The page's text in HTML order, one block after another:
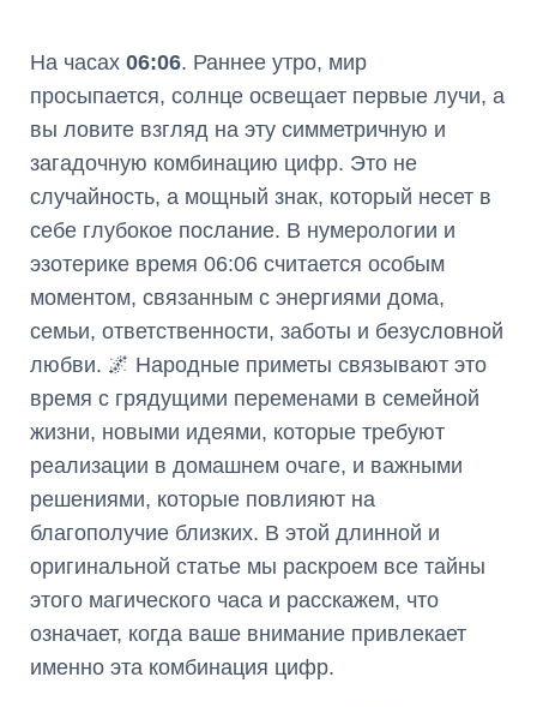
На часах 06:06. Раннее утро, мир
просыпается, солнце освещает первые лучи, а
вы ловите взгляд на эту симметричную и
загадочную комбинацию цифр. Это не
случайность, а мощный знак, который несет в
себе глубокое послание. В нумерологии и
эзотерике время 06:06 считается особым
моментом, связанным с энергиями дома,
семьи, ответственности, заботы и безусловной
любви. 🌌 Народные приметы связывают это
время с грядущими переменами в семейной
жизни, новыми идеями, которые требуют
реализации в домашнем очаге, и важными
решениями, которые повлияют на
благополучие близких. В этой длинной и
оригинальной статье мы раскроем все тайны
этого магического часа и расскажем, что
означает, когда ваше внимание привлекает
именно эта комбинация цифр.